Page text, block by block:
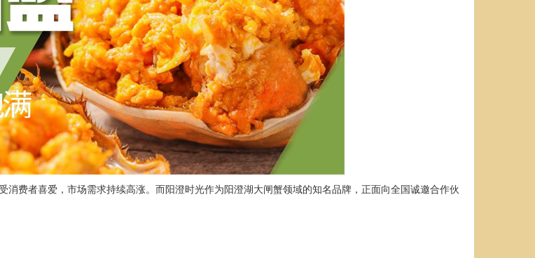
费者喜爱，市场需求持续高涨。而阳澄时光作为阳澄湖大闸蟹领域的知名品牌，正面向全国诚邀合作伙